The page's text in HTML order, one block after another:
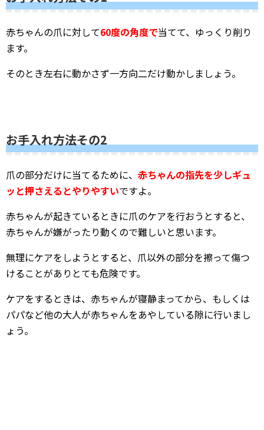
赤ちゃんの爪に対して60度の角度で当てて、ゆっくり削り
ます。
そのとき左右に動かさず一方向二だけ動かしましょう。
お手入れ方法その2
爪の部分だけに当てるために、 赤ちゃんの指先を少しギュ
ッと押さえるとやりやすいですよ。
赤ちゃんが起きているときに爪のケアを行おうとすると、
赤ちゃんが嫌がったり動くので難しいと思います。
無理にケアをしようとすると、爪以外の部分を擦って傷つ
けることがありとても危険です。
ケアをするときは、赤ちゃんが寝静まってから、もしくは
パパなど他の大人が赤ちゃんをあやしている隙に行いまし
ょう。